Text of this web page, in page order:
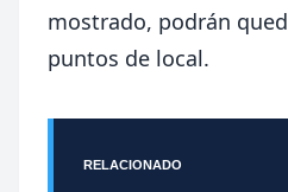
mostrado, podrán
puntos de local.
RELACIONADO